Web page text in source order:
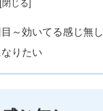
～効いてる感じ無し
りたい